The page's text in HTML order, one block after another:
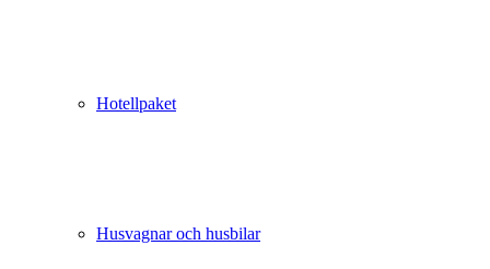
Hotellpaket
Husvagnar och husbilar